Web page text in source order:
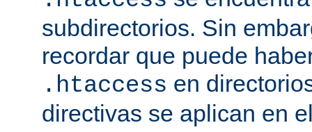
subdirectorios. Sin
recordar que puede
.htaccess en
directivas se aplican en